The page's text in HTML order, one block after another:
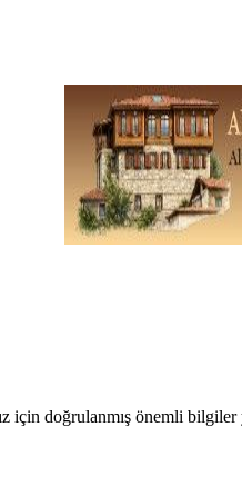
için doğrulanmış önemli bilgiler